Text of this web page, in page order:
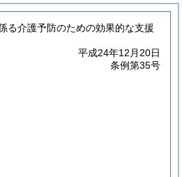
る介護予防のための効果的な支援
平成24年12月20日
条例第35号